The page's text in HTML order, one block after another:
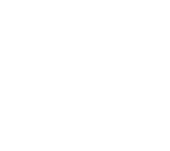
eines Ausweises (PDF ausfüllbar)